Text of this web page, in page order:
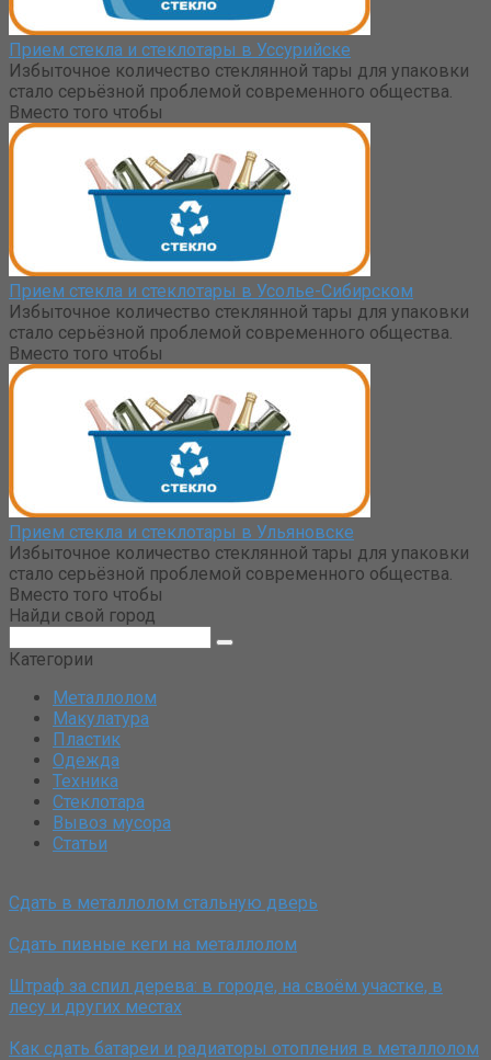
Прием стекла и стеклотары в Уссурийске
Избыточное количество стеклянной тары для упаковки
стало серьёзной проблемой современного общества.
Вместо того чтобы
Прием стекла и стеклотары в Усолье-Сибирском
Избыточное количество стеклянной тары для упаковки
стало серьёзной проблемой современного общества.
Вместо того чтобы
Прием стекла и стеклотары в Ульяновске
Избыточное количество стеклянной тары для упаковки
стало серьёзной проблемой современного общества.
Вместо того чтобы
Найди свой город
Категории
Металлолом
Макулатура
Пластик
Одежда
Техника
Стеклотара
Вывоз мусора
Статьи
Сдать в металлолом стальную дверь
Сдать пивные кеги на металлолом
Штраф за спил дерева: в городе, на своём участке, в
лесу и других местах
Как сдать батареи и радиаторы отопления в металлолом